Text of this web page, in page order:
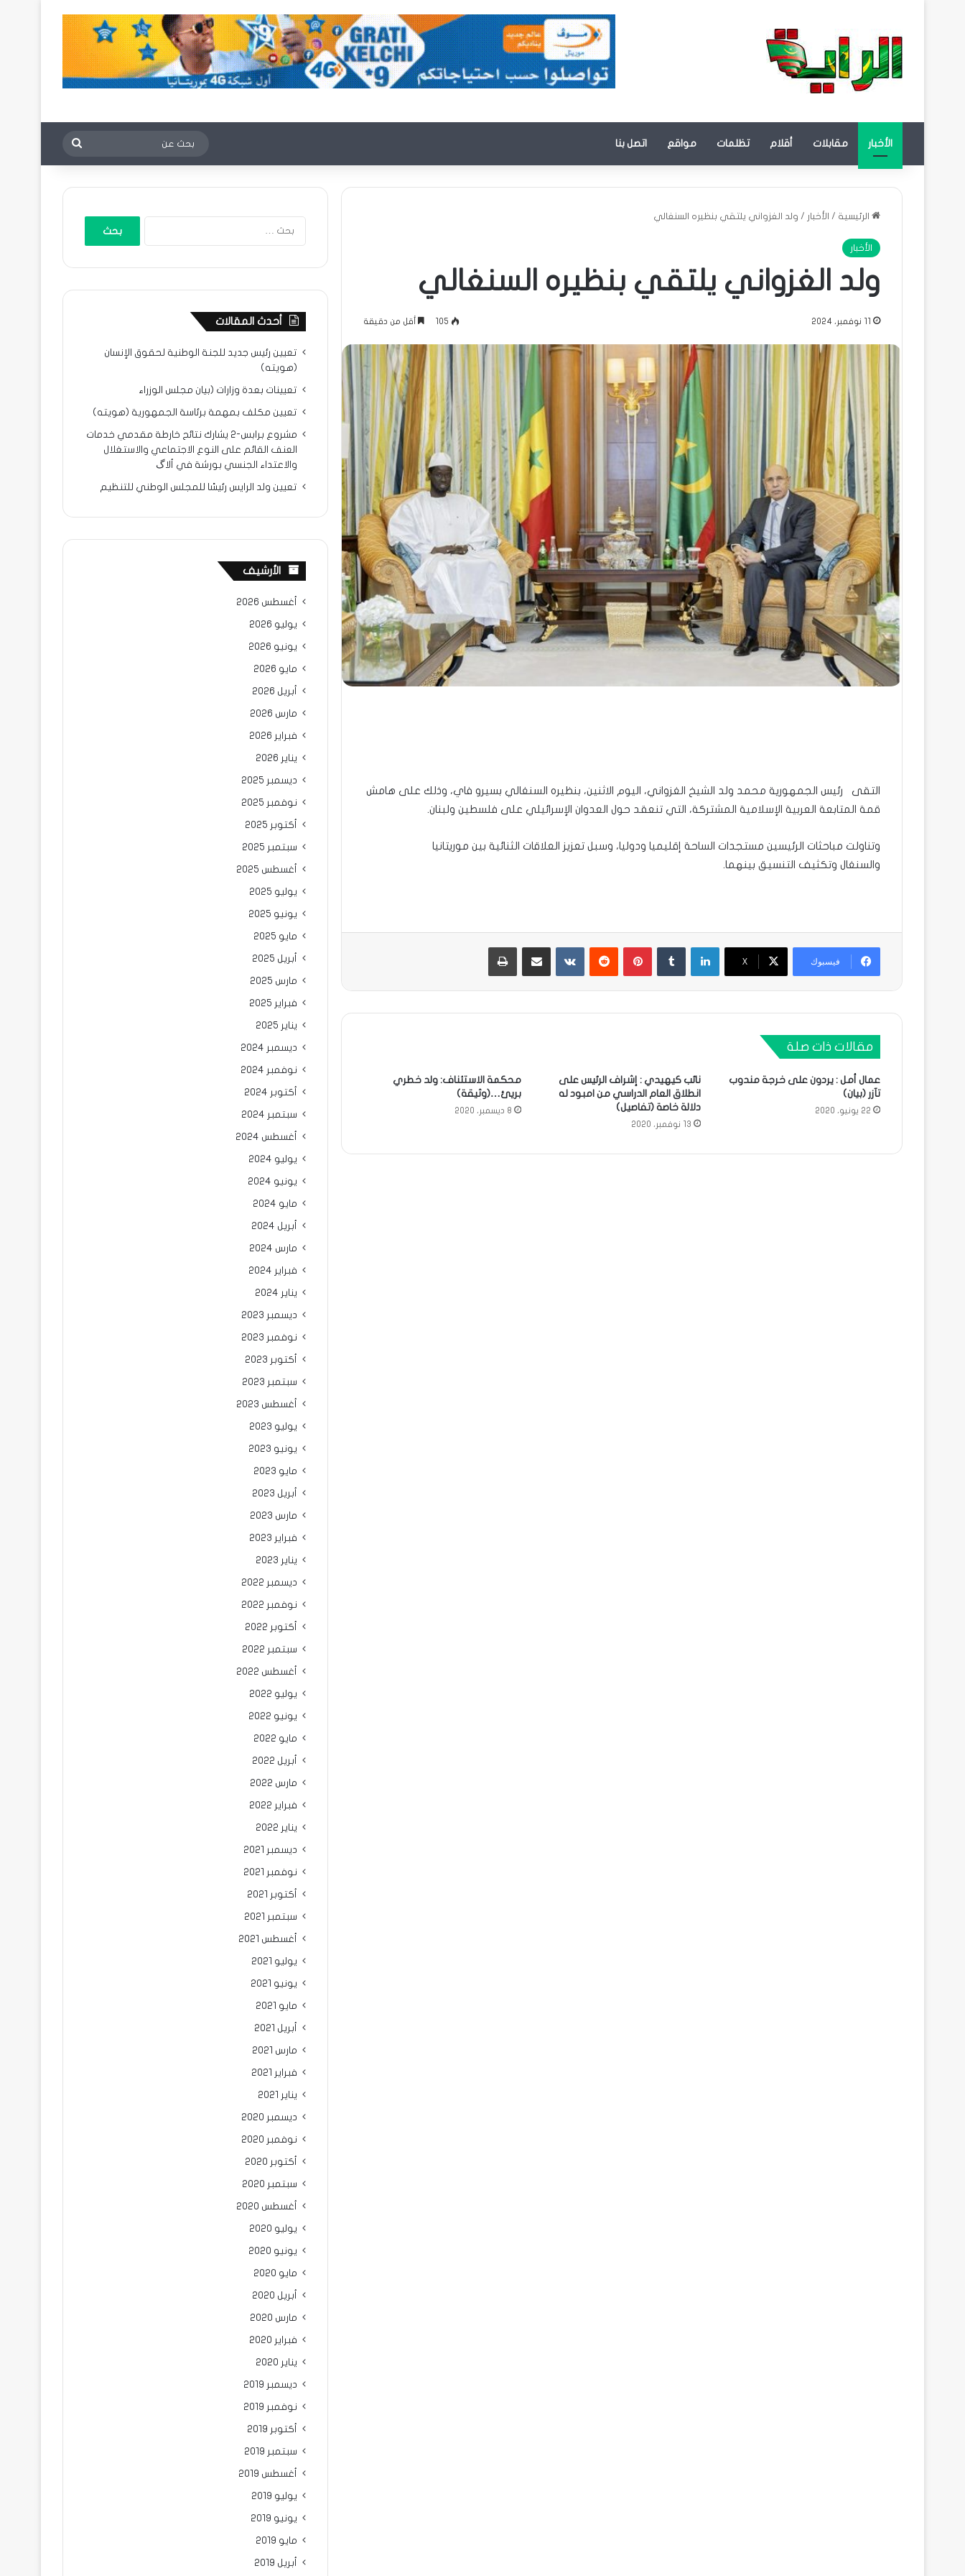
الأخبار مقابلات أقلام تظلمات مواقع اتصل بنا بحث
عن
الرئيسية / الأخبار / ولد الغزواني يلتقي بنظيره السنغالي
الأخبار
ولد الغزواني يلتقي بنظيره السنغالي
11 نوفمبر، 2024 105 أقل من دقيقة
التقى رئيس الجمهورية محمد ولد الشيخ الغزواني، اليوم الاثنين، بنظيره السنغالي بسيرو فاي، وذلك على هامش
قمة المتابعة العربية الإسلامية المشتركة، التي تنعقد حول العدوان الإسرائيلي على فلسطين ولبنان.
وتناولت مباحثات الرئيسين مستجدات الساحة إقليميا ودوليا، وسبل تعزيز العلاقات الثنائية بين موريتانيا
والسنغال وتكثيف التنسيق بينهما.
فيسبوك X
لينكدإن بينتيريست مشاركة عبر البريد طباعة
مقالات ذات صلة
عمال أمل : يردون على خرجة مندوب
تآزر (بيان)
22 يونيو، 2020
نائب كيهيدي : إشراف الرئيس على
انطلاق العام الدراسي من امبود له
دلالة خاصة (تفاصيل)
13 نوفمبر، 2020
محكمة الاستئناف: ولد خطري
بريئ…(وثيقة)
8 ديسمبر، 2020
أحدث المقالات
تعيين رئيس جديد للجنة الوطنية لحقوق الإنسان
(هويته)
تعيينات بعدة وزارات (بيان مجلس الوزراء
تعيين مكلف بمهمة برئاسة الجمهورية (هويته)
مشروع برابس-2 يشارك نتائح خارطة مقدمي خدمات
العنف القائم على النوع الاجتماعي والاستغلال
والاعتداء الجنسي بورشة في ألاگ
تعيين ولد الرايس رئيسًا للمجلس الوطني للتنظيم
الأرشيف
أغسطس 2026
يوليو 2026
يونيو 2026
مايو 2026
أبريل 2026
مارس 2026
فبراير 2026
يناير 2026
ديسمبر 2025
نوفمبر 2025
أكتوبر 2025
سبتمبر 2025
أغسطس 2025
يوليو 2025
يونيو 2025
مايو 2025
أبريل 2025
مارس 2025
فبراير 2025
يناير 2025
ديسمبر 2024
نوفمبر 2024
أكتوبر 2024
سبتمبر 2024
أغسطس 2024
يوليو 2024
يونيو 2024
مايو 2024
أبريل 2024
مارس 2024
فبراير 2024
يناير 2024
ديسمبر 2023
نوفمبر 2023
أكتوبر 2023
سبتمبر 2023
أغسطس 2023
يوليو 2023
يونيو 2023
مايو 2023
أبريل 2023
مارس 2023
فبراير 2023
يناير 2023
ديسمبر 2022
نوفمبر 2022
أكتوبر 2022
سبتمبر 2022
أغسطس 2022
يوليو 2022
يونيو 2022
مايو 2022
أبريل 2022
مارس 2022
فبراير 2022
يناير 2022
ديسمبر 2021
نوفمبر 2021
أكتوبر 2021
سبتمبر 2021
أغسطس 2021
يوليو 2021
يونيو 2021
مايو 2021
أبريل 2021
مارس 2021
فبراير 2021
يناير 2021
ديسمبر 2020
نوفمبر 2020
أكتوبر 2020
سبتمبر 2020
أغسطس 2020
يوليو 2020
يونيو 2020
مايو 2020
أبريل 2020
مارس 2020
فبراير 2020
يناير 2020
ديسمبر 2019
نوفمبر 2019
أكتوبر 2019
سبتمبر 2019
أغسطس 2019
يوليو 2019
يونيو 2019
مايو 2019
أبريل 2019